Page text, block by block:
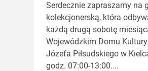
Serdecznie zapraszamy na
kolekcjonerską, która
każdą drugą sobotę
Wojewódzkim Domu
Józefa Piłsudskiego w
godz. 07:00-13:00....